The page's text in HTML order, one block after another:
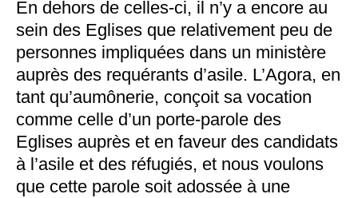
En dehors de celles-ci, il n’y a encore au
sein des Eglises que relativement peu de
personnes impliquées dans un ministère
auprès des requérants d’asile. L’Agora, en
tant qu’aumônerie, conçoit sa vocation
comme celle d’un porte-parole des
Eglises auprès et en faveur des candidats
à l’asile et des réfugiés, et nous voulons
que cette parole soit adossée à une